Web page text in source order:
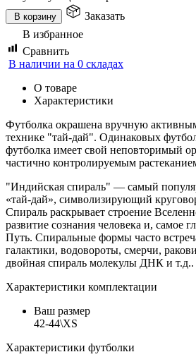
В корзину
Заказать
В избранное
Сравнить
В наличии на 0 складах
О товаре
Характеристики
Футболка окрашена вручную
технике "тай-дай". Одинаковых
футболка имеет свой неповторимый
частично контролируемым
"Индийская спираль" — самый
«тай-дай», символизирующий
Спираль раскрывает строение
развитие сознания человека и, самое
Путь. Спиральные формы часто
галактики, водовороты, смерчи,
двойная спираль молекулы ДНК и т.д..
Характеристики комплектации
Ваш размер
42-44\XS
Характеристики футболки